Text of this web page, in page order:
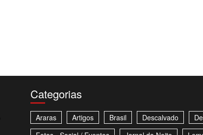
Categorias
Araras Artigos Brasil Descalvado